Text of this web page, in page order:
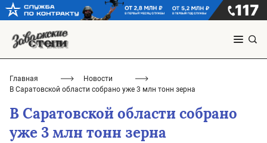
Главная
Новости
В Саратовской области собрано уже 3 млн тонн зерна
В Саратовской области собрано
уже 3 млн тонн зерна